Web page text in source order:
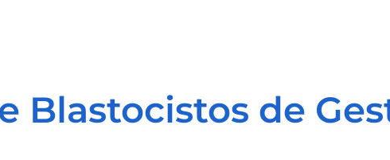
Blastocistos de